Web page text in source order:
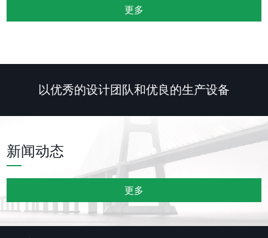
更多
以优秀的设计团队和优良的生产设备
新闻动态
更多